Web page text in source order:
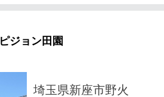
ピジョン田園
埼玉県新座市野火